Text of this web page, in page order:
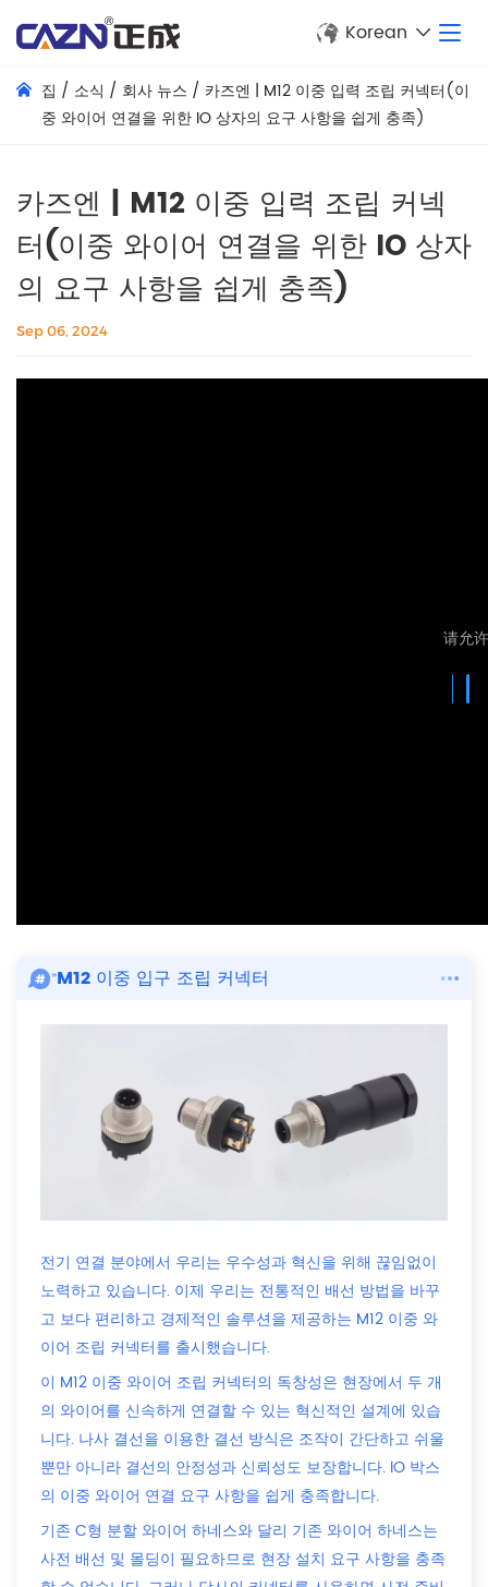
Korean
집 / 소식 / 회사 뉴스 / 카즈엔 | M12 이중 입력 조립 커넥터(이
중 와이어 연결을 위한 IO 상자의 요구 사항을 쉽게 충족)
카즈엔 | M12 이중 입력 조립 커넥
터(이중 와이어 연결을 위한 IO 상자
의 요구 사항을 쉽게 충족)
Sep 06, 2024
M12 이중 입구 조립 커넥터
전기 연결 분야에서 우리는 우수성과 혁신을 위해 끊임없이
노력하고 있습니다. 이제 우리는 전통적인 배선 방법을 바꾸
고 보다 편리하고 경제적인 솔루션을 제공하는 M12 이중 와
이어 조립 커넥터를 출시했습니다.
이 M12 이중 와이어 조립 커넥터의 독창성은 현장에서 두 개
의 와이어를 신속하게 연결할 수 있는 혁신적인 설계에 있습
니다. 나사 결선을 이용한 결선 방식은 조작이 간단하고 쉬울
뿐만 아니라 결선의 안정성과 신뢰성도 보장합니다. IO 박스
의 이중 와이어 연결 요구 사항을 쉽게 충족합니다.
기존 C형 분할 와이어 하네스와 달리 기존 와이어 하네스는
사전 배선 및 몰딩이 필요하므로 현장 설치 요구 사항을 충족